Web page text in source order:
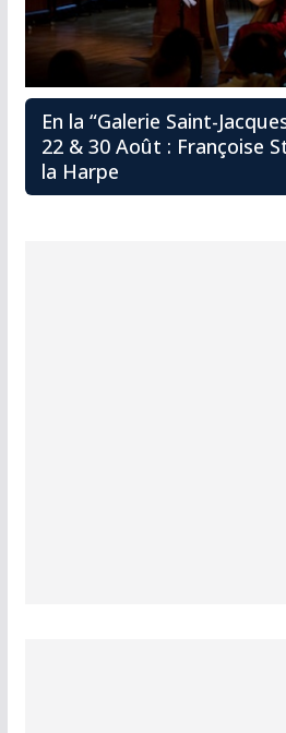
En la “Galerie Saint-
22 & 30 Août : Françoise
la Harpe